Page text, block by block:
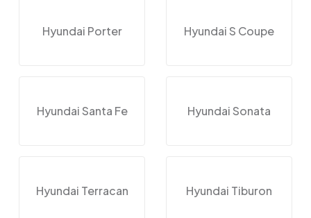
Hyundai Porter Hyundai S Coupe
Hyundai Santa Fe Hyundai Sonata
Hyundai Terracan Hyundai Tiburon